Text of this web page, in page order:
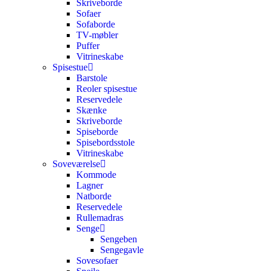
Skriveborde
Sofaer
Sofaborde
TV-møbler
Puffer
Vitrineskabe
Spisestue
Barstole
Reoler spisestue
Reservedele
Skænke
Skriveborde
Spiseborde
Spisebordsstole
Vitrineskabe
Soveværelse
Kommode
Lagner
Natborde
Reservedele
Rullemadras
Senge
Sengeben
Sengegavle
Sovesofaer